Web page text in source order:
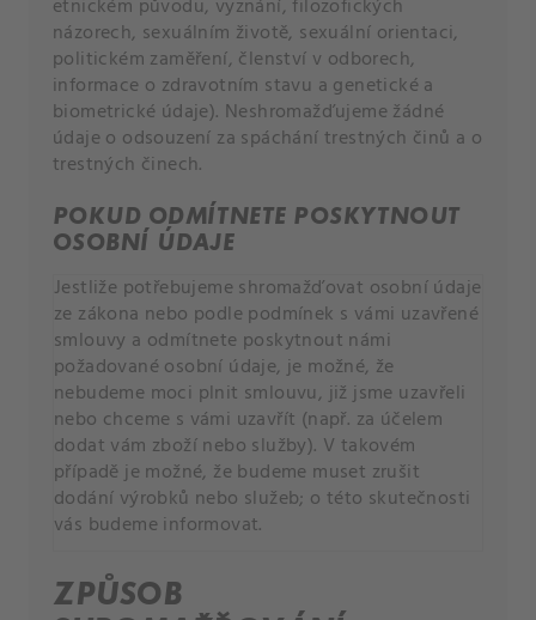
etnickém původu, vyznání, filozofických
názorech, sexuálním životě, sexuální orientaci,
politickém zaměření, členství v odborech,
informace o zdravotním stavu a genetické a
biometrické údaje). Neshromažďujeme žádné
údaje o odsouzení za spáchání trestných činů a o
trestných činech.
POKUD ODMÍTNETE POSKYTNOUT
OSOBNÍ ÚDAJE
Jestliže potřebujeme shromažďovat osobní údaje
ze zákona nebo podle podmínek s vámi uzavřené
smlouvy a odmítnete poskytnout námi
požadované osobní údaje, je možné, že
nebudeme moci plnit smlouvu, již jsme uzavřeli
nebo chceme s vámi uzavřít (např. za účelem
dodat vám zboží nebo služby). V takovém
případě je možné, že budeme muset zrušit
dodání výrobků nebo služeb; o této skutečnosti
vás budeme informovat.
ZPŮSOB